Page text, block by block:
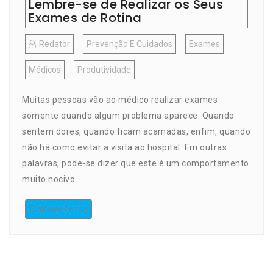
Lembre-se de Realizar os Seus
Exames de Rotina
Redator Prevenção E Cuidados Exames
Médicos Produtividade
Muitas pessoas vão ao médico realizar exames
somente quando algum problema aparece. Quando
sentem dores, quando ficam acamadas, enfim, quando
não há como evitar a visita ao hospital. Em outras
palavras, pode-se dizer que este é um comportamento
muito nocivo.…
Continue Lendo